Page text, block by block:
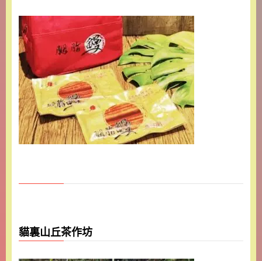
貓裏山丘茶作坊